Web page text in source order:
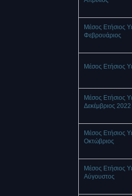
Μέσος Ετήσιος
Φεβρουάριος
Μέσος Ετήσιος
Μέσος Ετήσιος
Δεκέμβριος 2022
Μέσος Ετήσιος
Οκτώβριος
Μέσος Ετήσιος
Αύγουστος